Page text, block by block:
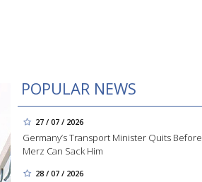
POPULAR NEWS
27 / 07 / 2026
Germany’s Transport Minister Quits Before
Merz Can Sack Him
28 / 07 / 2026